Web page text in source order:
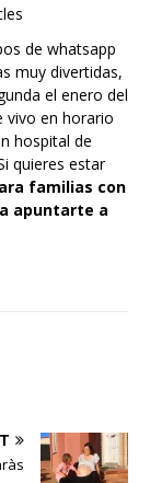
de whatsapp
muy divertidas,
el enero del
vivo en horario
hospital de
quieres estar
familias con
apuntarte a